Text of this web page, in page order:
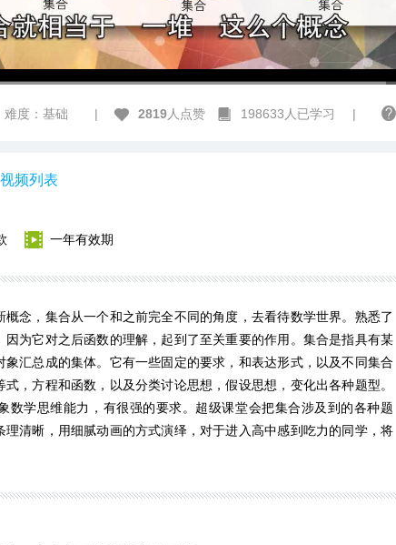
高清 1x
难度：基础 | 2819人点赞 198633人已学习 |
视频列表
一年有效期
念，集合从一个和之前完全不同的角度，去看待数学世界。熟悉了
为它对之后函数的理解，起到了至关重要的作用。集合是指具有某
汇总成的集体。它有一些固定的要求，和表达形式，以及不同集合
，方程和函数，以及分类讨论思想，假设思想，变化出各种题型。
数学思维能力，有很强的要求。超级课堂会把集合涉及到的各种题
清晰，用细腻动画的方式演绎，对于进入高中感到吃力的同学，将